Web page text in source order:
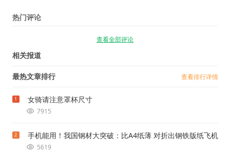
热门评论
查看全部评论
相关报道
最热文章排行 查看排行详情
1 女骑请注意罩杯尺寸
7915
2 手机能用！我国钢材大突破：比A4纸薄 对折出钢铁版纸飞机
5619